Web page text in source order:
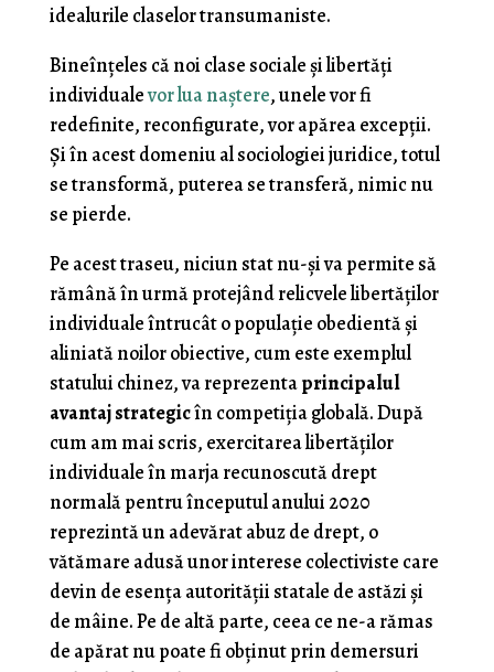
idealurile claselor transumaniste.
Bineînţeles că noi clase sociale şi libertăţi
individualevor lua naştere, unele vor fi
redefinite, reconfigurate, vor apărea excepţii.
Şi în acest domeniu al sociologiei juridice, totul
se transformă, puterea se transferă, nimic nu
se pierde.
Pe acest traseu, niciun stat nu-şi va permite să
rămână în urmă protejând relicvele libertăţilor
individuale întrucât o populaţie obedientă şi
aliniată noilor obiective, cum este exemplul
statului chinez, va reprezentaprincipalul
avantaj strategicîn competiţia globală. După
cum am mai scris, exercitarea libertăţilor
individuale în marja recunoscută drept
normală pentru începutul anului 2020
reprezintă un adevărat abuz de drept, o
vătămare adusă unor interese colectiviste care
devin de esenţa autorităţii statale de astăzi şi
de mâine. Pe de altă parte, ceea ce ne-a rămas
de apărat nu poate fi obţinut prin demersuri